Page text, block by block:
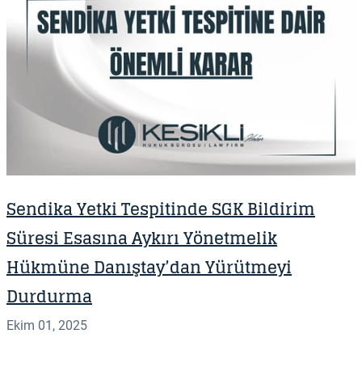
Sendika Yetki Tespitinde SGK Bildirim
Süresi Esasına Aykırı Yönetmelik
Hükmüne Danıştay’dan Yürütmeyi
Durdurma
Ekim 01, 2025